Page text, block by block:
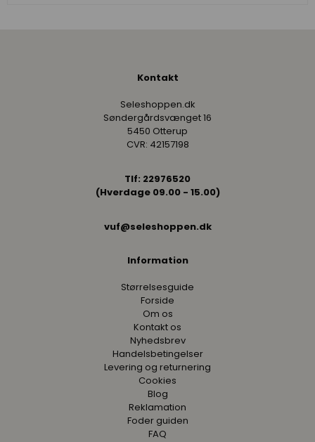
Kontakt
Seleshoppen.dk
Søndergårdsvænget 16
5450 Otterup
CVR: 42157198
Tlf: 22976520
(Hverdage 09.00 - 15.00)
vuf@seleshoppen.dk
Information
Størrelsesguide
Forside
Om os
Kontakt os
Nyhedsbrev
Handelsbetingelser
Levering og returnering
Cookies
Blog
Reklamation
Foder guiden
FAQ